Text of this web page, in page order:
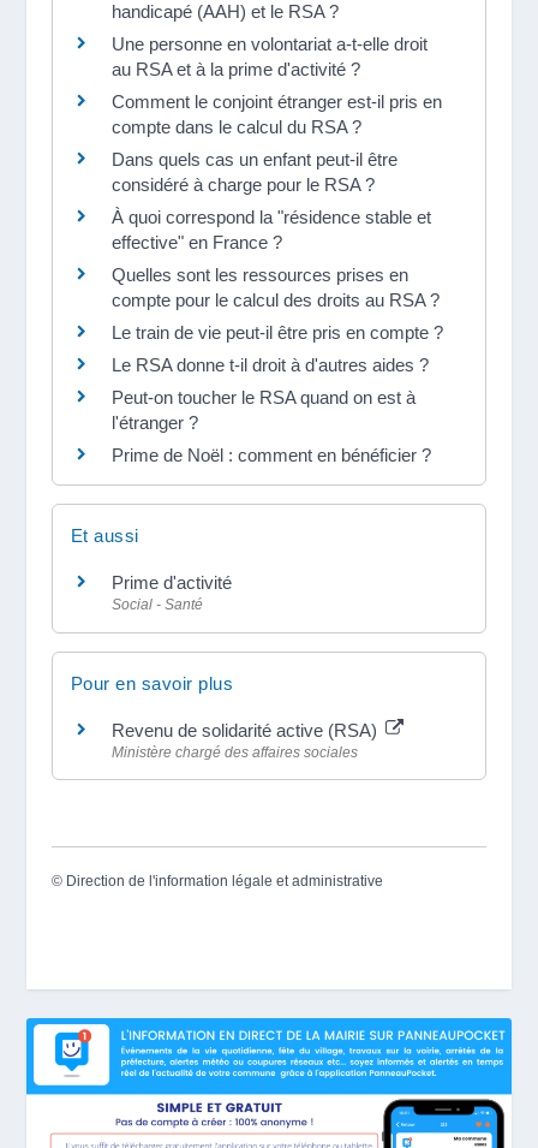
handicapé (AAH) et le RSA ?
Une personne en volontariat a-t-elle droit
au RSA et à la prime d'activité ?
Comment le conjoint étranger est-il pris en
compte dans le calcul du RSA ?
Dans quels cas un enfant peut-il être
considéré à charge pour le RSA ?
À quoi correspond la "résidence stable et
effective" en France ?
Quelles sont les ressources prises en
compte pour le calcul des droits au RSA ?
Le train de vie peut-il être pris en compte ?
Le RSA donne t-il droit à d'autres aides ?
Peut-on toucher le RSA quand on est à
l'étranger ?
Prime de Noël : comment en bénéficier ?
Et aussi
Prime d'activité
Social - Santé
Pour en savoir plus
Revenu de solidarité active (RSA)
Ministère chargé des affaires sociales
© Direction de l'information légale et administrative